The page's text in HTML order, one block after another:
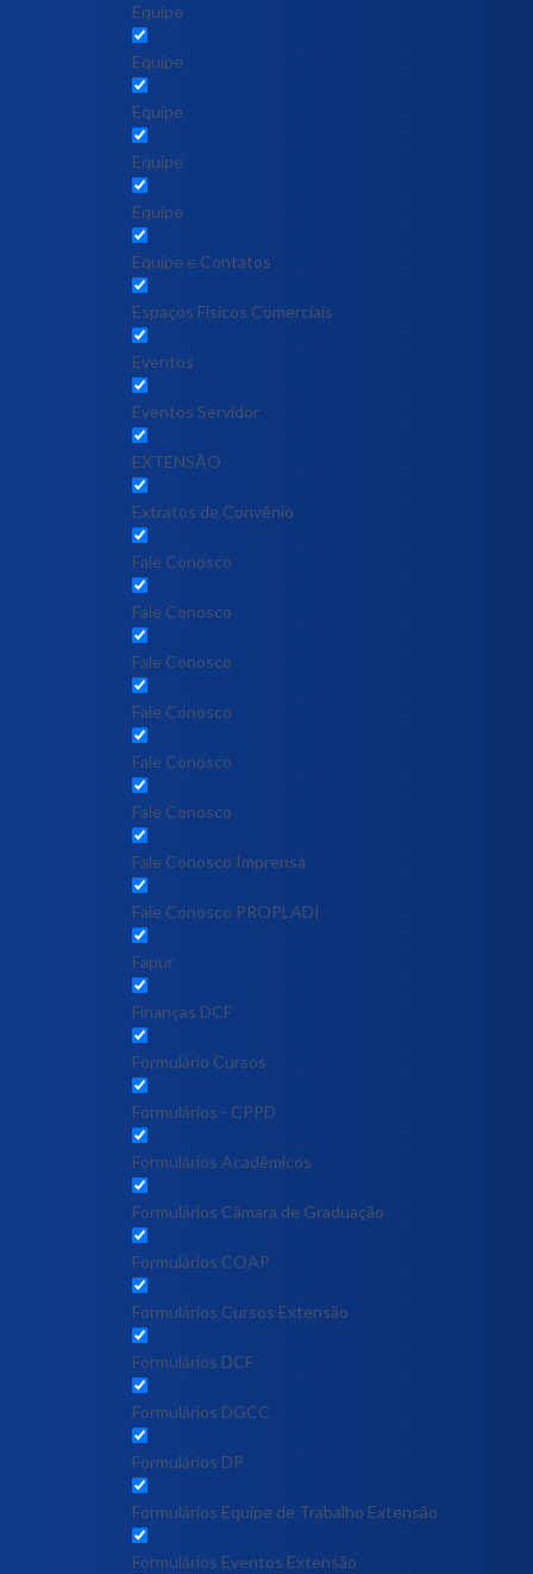
Equipe
Equipe
Equipe
Equipe
Equipe
Equipe e Contatos
Espaços Físicos Comerciais
Eventos
Eventos Servidor
EXTENSÃO
Extratos de Convênio
Fale Conosco
Fale Conosco
Fale Conosco
Fale Conosco
Fale Conosco
Fale Conosco
Fale Conosco Imprensa
Fale Conosco PROPLADI
Fapur
Finanças DCF
Formulário Cursos
Formulários - CPPD
Formulários Acadêmicos
Formulários Câmara de Graduação
Formulários COAP
Formulários Cursos Extensão
Formulários DCF
Formulários DGCC
Formulários DP
Formulários Equipe de Trabalho Extensão
Formulários Eventos Extensão